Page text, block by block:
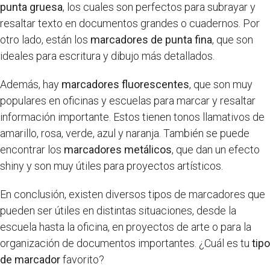
punta gruesa, los cuales son perfectos para subrayar y
resaltar texto en documentos grandes o cuadernos. Por
otro lado, están los marcadores de punta fina, que son
ideales para escritura y dibujo más detallados.
Además, hay marcadores fluorescentes, que son muy
populares en oficinas y escuelas para marcar y resaltar
información importante. Estos tienen tonos llamativos de
amarillo, rosa, verde, azul y naranja. También se puede
encontrar los marcadores metálicos, que dan un efecto
shiny y son muy útiles para proyectos artísticos.
En conclusión, existen diversos tipos de marcadores que
pueden ser útiles en distintas situaciones, desde la
escuela hasta la oficina, en proyectos de arte o para la
organización de documentos importantes. ¿Cuál es tu tipo
de marcadorfavorito?